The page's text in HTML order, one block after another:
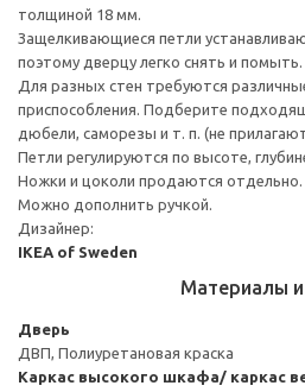
толщиной 18 мм.
Защелкивающиеся петли
поэтому дверцу легко снять и помыть.
Для разных стен требуются
приспособления. Подберите
дюбели, саморезы и т. п. (не
Петли регулируются по высоте,
Ножки и цоколи продаются отдельно.
Можно дополнить ручкой.
Дизайнер:
IKEA of Sweden
Материалы
Дверь
ДВП, Полиуретановая краска
Каркас высокого шкафа/ каркас